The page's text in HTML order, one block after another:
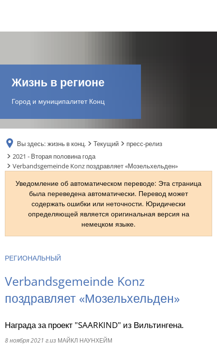
TR
UK
RU
Жизнь в регионе
Город и муниципалитет Конц
Вы здесь: жизнь в конц. Текущий
пресс-релиз
2021 - Вторая половина года
Verbandsgemeinde Konz поздравляет «Мозельхельден»
Уведомление об автоматическом переводе: Эта страница
была переведена автоматически. Перевод может
содержать ошибки или неточности. Юридически
определяющей является оригинальная версия на
немецком языке.
РЕГИОНАЛЬНЫЙ
Verbandsgemeinde Konz
поздравляет «Мозельхельден»
Награда за проект "SAARKIND" из Вильтингена.
8 ноября 2021 г.из МАЙКЛ НАУНХЕЙМ